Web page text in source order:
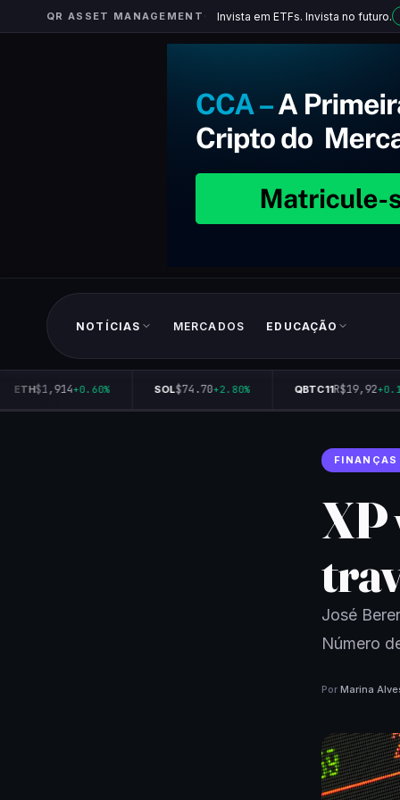
QR ASSET MANAGEMENT Invista em ETFs. Invista no futuro.
NOTÍCIAS MERCADOS EDUCAÇÃO
ETH$1,914+0.60% SOL$74.70+2.80% QBTC11R$19,92
FINANÇAS
XP
José
Número
Por Marina